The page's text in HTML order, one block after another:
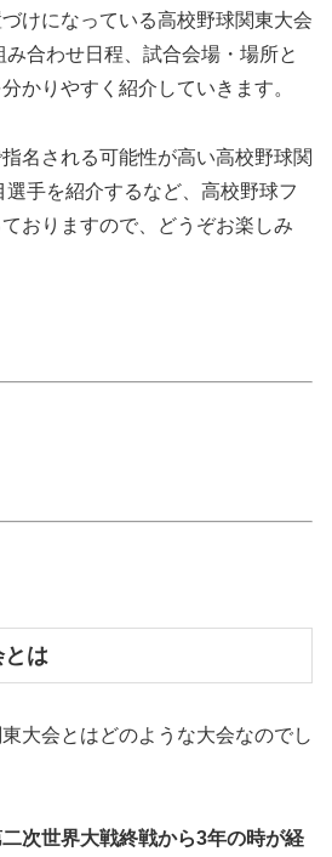
けになっている高校野球関東大会
合わせ日程、試合会場・場所と
かりやすく紹介していきます。
名される可能性が高い高校野球関
手を紹介するなど、高校野球フ
おりますので、どうぞお楽しみ
は
大会とはどのような大会なのでし
次世界大戦終戦から3年の時が経